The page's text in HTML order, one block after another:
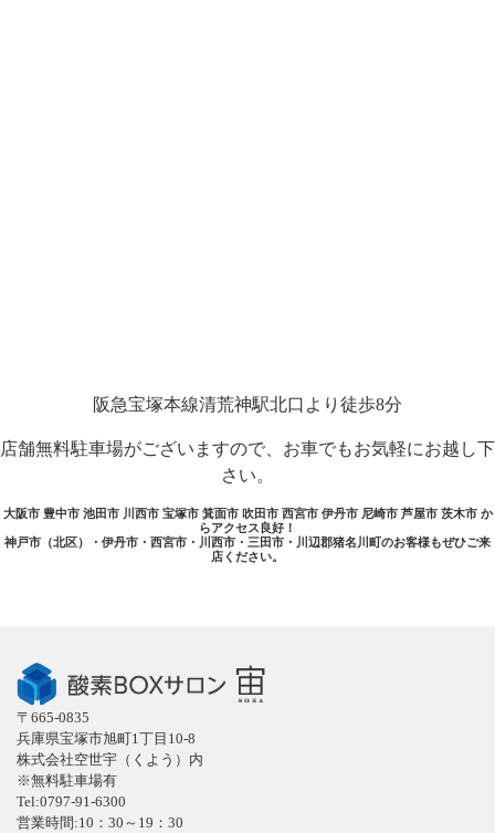
阪急宝塚本線清荒神駅北口より徒歩8分
店舗無料駐車場がございますので、お車でもお気軽にお越し下
さい。
大阪市 豊中市 池田市 川西市 宝塚市 箕面市 吹田市 西宮市 伊丹市 尼崎市 芦屋市 茨木市 か
らアクセス良好！
神戸市（北区）・伊丹市・西宮市・川西市・三田市・川辺郡猪名川町のお客様もぜひご来
店ください。
〒665-0835
兵庫県宝塚市旭町1丁目10-8
株式会社空世宇（くよう）内
※無料駐車場有
Tel:0797-91-6300
営業時間:10：30～19：30